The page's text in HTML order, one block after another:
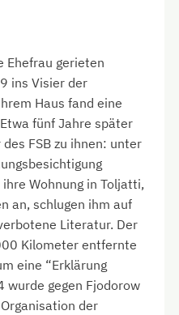
Ehefrau gerieten
ins Visier der
Haus fand eine
fünf Jahre später
FSB zu ihnen: unter
Wohnung in Toljatti,
an, schlugen ihm auf
Literatur. Der
Kilometer entfernte
eine “Erklärung
wurde gegen Fjodorow
der